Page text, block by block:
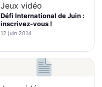
Jeux vidéo
Défi International de Juin :
inscrivez-vous !
12 juin 2014